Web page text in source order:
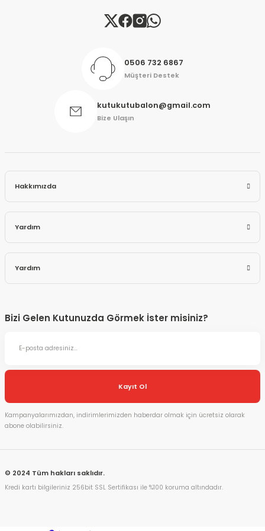
Gönder
0506 732 6867
Müşteri Destek
kutukutubalon@gmail.com
Bize Ulaşın
Hakkımızda
Yardım
Yardım
Bizi Gelen Kutunuzda Görmek İster misiniz?
Kayıt Ol
Kampanyalarımızdan, indirimlerimizden haberdar olmak için ücretsiz olarak
abone olabilirsiniz.
© 2024 Tüm hakları saklıdır.
Kredi kartı bilgileriniz 256bit SSL Sertifikası ile %100 koruma altındadır.